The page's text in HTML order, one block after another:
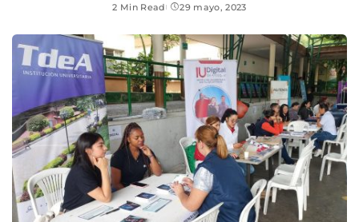
2 Min Read 29 mayo, 2023